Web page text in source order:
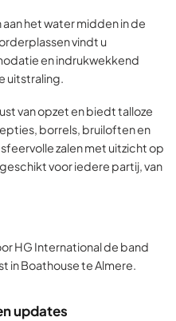
het water midden in de
vindt u
en indrukwekkend
uitstraling.
van opzet en biedt talloze
borrels, bruiloften en
zalen met uitzicht op
voor iedere partij, van
HG International de band
in Boathouse te Almere.
updates